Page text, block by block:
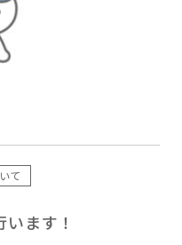
て
ます！